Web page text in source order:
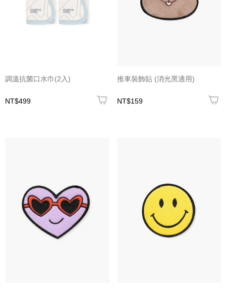
調溫抗菌口水巾(2入)
NT$499
推車裝飾貼 (消光黑適用)
NT$159